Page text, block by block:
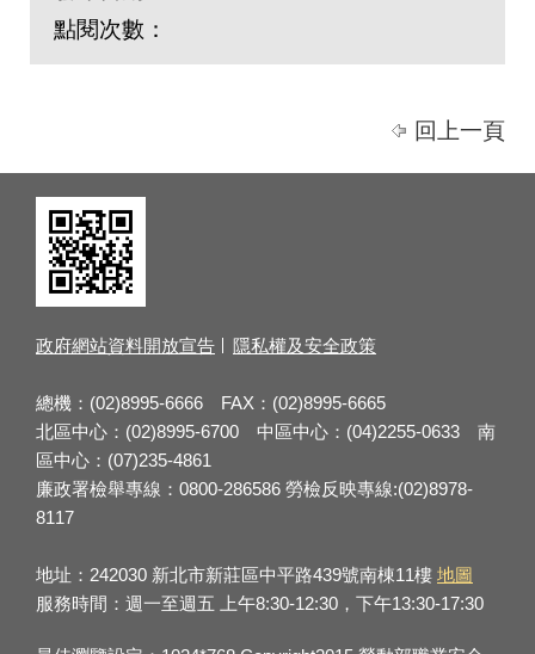
點閱次數：
回上一頁
政府網站資料開放宣告 隱私權及安全政策
總機：(02)8995-6666 FAX：(02)8995-6665
北區中心：(02)8995-6700 中區中心：(04)2255-0633 南
區中心：(07)235-4861
廉政署檢舉專線：0800-286586 勞檢反映專線:(02)8978-
8117
地址：242030 新北市新莊區中平路439號南棟11樓 地圖
服務時間：週一至週五 上午8:30-12:30，下午13:30-17:30